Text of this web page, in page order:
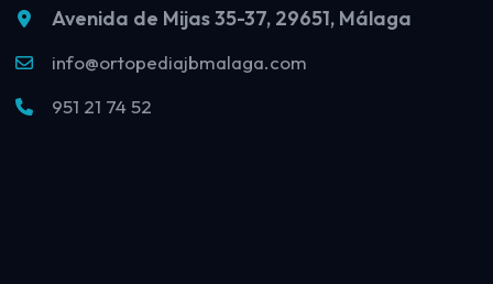
Avenida de Mijas 35-37, 29651, Málaga
info@ortopediajbmalaga.com
951 21 74 52